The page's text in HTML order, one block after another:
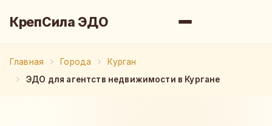
КрепСила ЭДО
Главная Города
Курган
ЭДО для агентств недвижимости в Кургане